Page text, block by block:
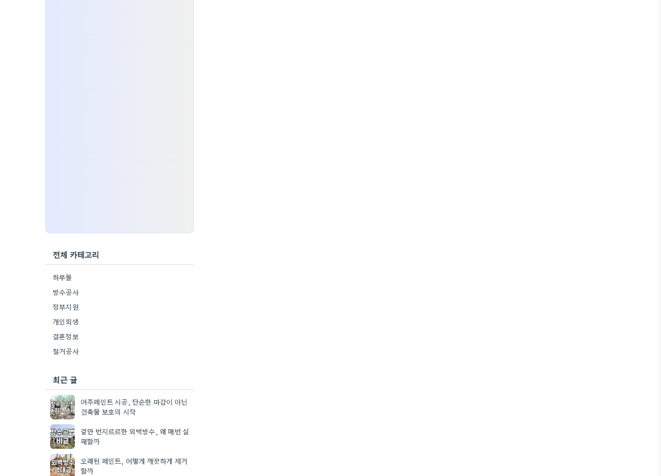
전체 카테고리
하루몰
방수공사
정부지원
개인회생
결혼정보
철거공사
최근 글
여주페인트 시공, 단순한 마감이 아닌
건축물 보호의 시작
겉만 번지르르한 외벽방수, 왜 매번 실
패할까
오래된 페인트, 어떻게 깨끗하게 제거
할까